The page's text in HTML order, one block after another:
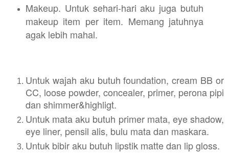
Makeup. Untuk sehari-hari aku juga butuh
makeup item per item. Memang jatuhnya
agak lebih mahal.
Untuk wajah aku butuh foundation, cream BB or
CC, loose powder, concealer, primer, perona pipi
dan shimmer&highligt.
Untuk mata aku butuh primer mata, eye shadow,
eye liner, pensil alis, bulu mata dan maskara.
Untuk bibir aku butuh lipstik matte dan lip gloss.